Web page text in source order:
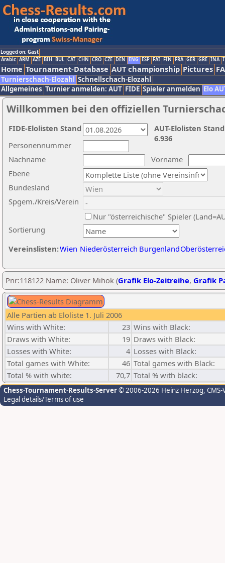
Logged on: Gast
Arabic ARM AZE BIH BUL CAT CHN CRO CZE DEN ENG ESP FAI FIN FRA GER GRE INA
Home Tournament-Database AUT championship Pictures
Turnierschach-Elozahl Schnellschach-Elozahl
Allgemeines Turnier anmelden: AUT FIDE Spieler anmelden Elo
Willkommen bei den offiziellen
Nachname
Vorname
Ebene
Sortierung
Personennummer
Bundesland
Spgem./Kreis/Verein
Nur "österreichische" Spieler
Vereinslisten:Wien Niederösterreich Burgenland
AUT-Elolisten
6.936
FIDE-Elolisten Stand
Pnr:118122 Name: Oliver Mihok (Grafik Elo-Zeitreihe, Grafik
Alle Partien ab Eloliste 1. Juli 2006
Wins with White:
23 Wins with Black:
Draws with White:
19 Draws with Black:
Losses with White:
4 Losses with Black:
Total games with White:
46 Total games with Black:
Total % with white:
70,7 Total % with black:
Chess-Tournament-Results-Server© 2006-2026 Heinz Herzog,
Legal details/Terms of use